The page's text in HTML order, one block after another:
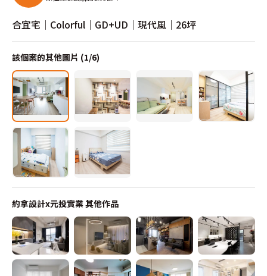
合宜宅｜Colorful｜GD+UD｜現代風｜26坪
該個案的其他圖片 (1/6)
約拿設計x元投實業其他作品